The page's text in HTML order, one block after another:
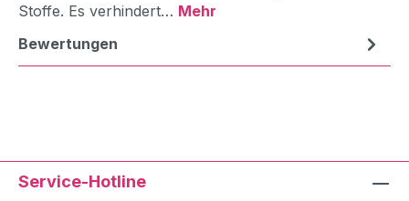
Stoffe. Es verhindert… Mehr
Bewertungen
Service-Hotline